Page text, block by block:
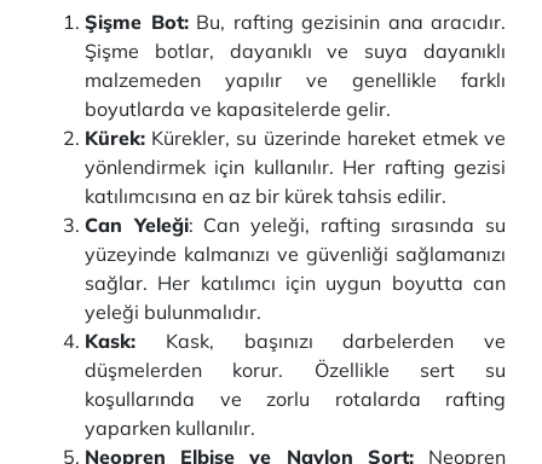
Şişme Bot:Bu, rafting gezisinin ana aracıdır.
Şişme botlar, dayanıklı ve suya dayanıklı
malzemeden yapılır ve genellikle farklı
boyutlarda ve kapasitelerde gelir.
Kürek: Kürekler, su üzerinde hareket etmek ve
yönlendirmek için kullanılır. Her rafting gezisi
katılımcısına en az bir kürek tahsis edilir.
Can Yeleği: Can yeleği, rafting sırasında su
yüzeyinde kalmanızı ve güvenliği sağlamanızı
sağlar. Her katılımcı için uygun boyutta can
yeleği bulunmalıdır.
Kask: Kask, başınızı darbelerden ve
düşmelerden korur. Özellikle sert su
koşullarında ve zorlu rotalarda rafting
yaparken kullanılır.
Neopren Elbise ve Naylon Şort: Neopren